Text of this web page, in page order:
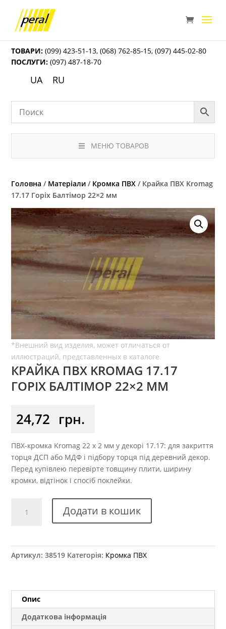
ТОВАРИ: (099) 423-51-13,(068) 762-85-15,(097) 445-02-80
ПОСЛУГИ: (097) 487-18-70
UA RU
МЕНЮ ТОВАРОВ
Головна / Матеріали / Кромка ПВХ / Крайка ПВХ Kromag
17.17 Горіх Балтімор 22×2 мм
КРАЙКА ПВХ KROMAG 17.17
ГОРІХ БАЛТІМОР 22×2 ММ
24,72 грн.
ПВХ-кромка Kromag 22 x 2 мм у декорі 17.17: для закриття
торця ДСП або МДФ і підбору торця під деревний декор.
Перед купівлею перевірте товщину плити, ширину
кромки, відтінок і спосіб поклейки.
Балтімор
кількість
Додати в кошик
Артикул:38519 Категорія: Кромка ПВХ
Опис
Додаткова інформація